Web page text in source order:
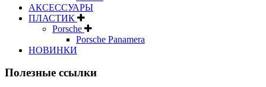
АКСЕССУАРЫ
ПЛАСТИК
Porsche
Porsche Panamera
НОВИНКИ
Полезные ссылки